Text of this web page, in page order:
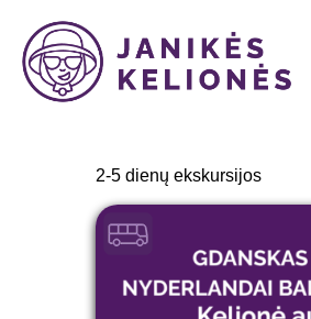
2-5 dienų ekskursijos